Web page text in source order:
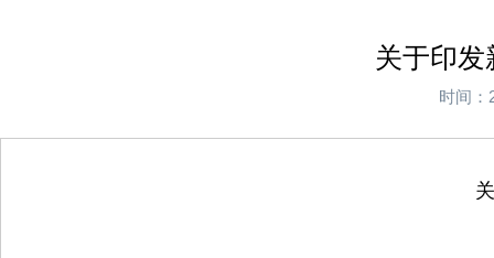
关于印
时间：